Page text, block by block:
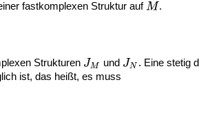
fastkomplexen Struktur auf .
Strukturen und . Eine stetig
ist, das heißt, es muss